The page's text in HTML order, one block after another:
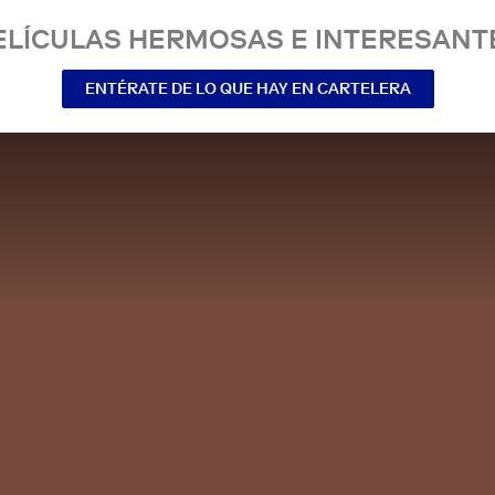
HERMOSAS E
ENTÉRATE DE LO QUE HAY EN CARTELERA